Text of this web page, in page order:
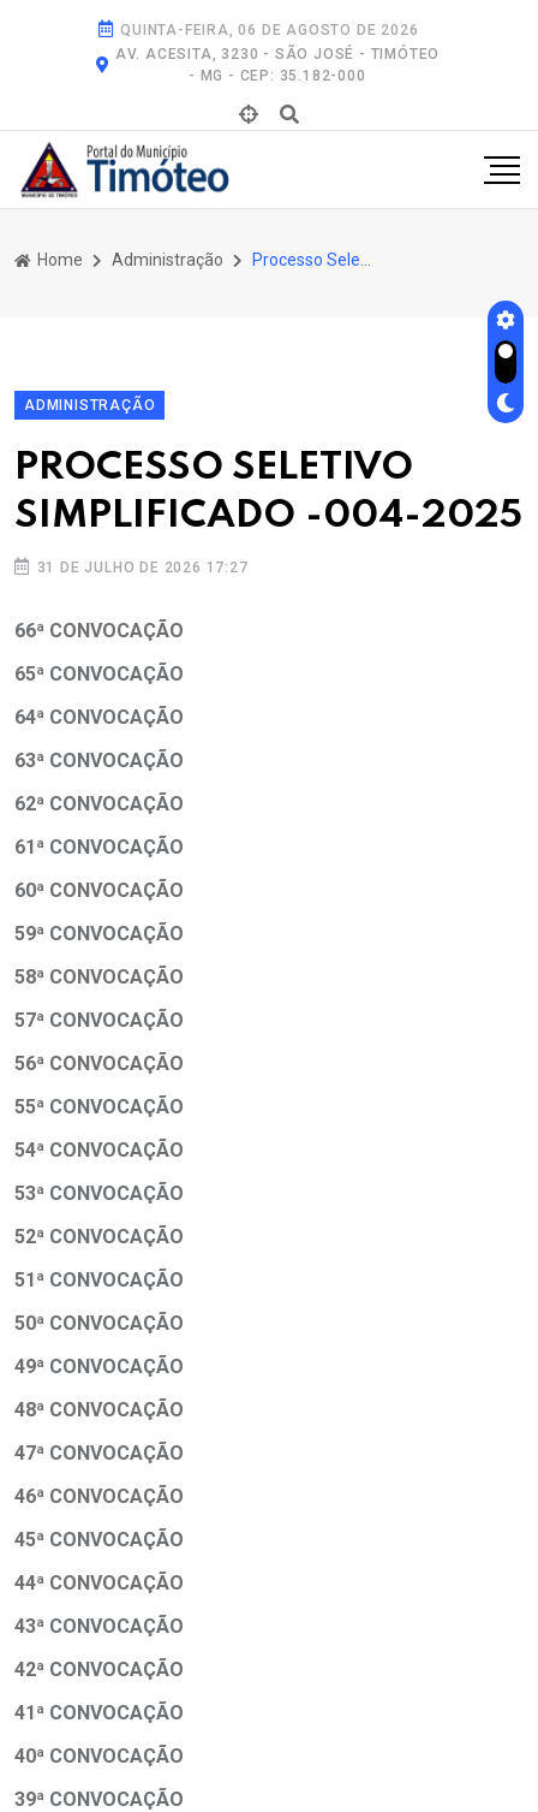
QUINTA-FEIRA, 06 DE AGOSTO DE 2026
AV. ACESITA, 3230 - SÃO JOSÉ - TIMÓTEO
- MG - CEP: 35.182-000
Home Administração
ADMINISTRAÇÃO
PROCESSO SELETIVO
SIMPLIFICADO -004-2025
31 DE JULHO DE 2026 17:27
66ª CONVOCAÇÃO
65ª CONVOCAÇÃO
64ª CONVOCAÇÃO
63ª CONVOCAÇÃO
62ª CONVOCAÇÃO
61ª CONVOCAÇÃO
60ª CONVOCAÇÃO
59ª CONVOCAÇÃO
58ª CONVOCAÇÃO
57ª CONVOCAÇÃO
56ª CONVOCAÇÃO
55ª CONVOCAÇÃO
54ª CONVOCAÇÃO
53ª CONVOCAÇÃO
52ª CONVOCAÇÃO
51ª CONVOCAÇÃO
50ª CONVOCAÇÃO
49ª CONVOCAÇÃO
48ª CONVOCAÇÃO
47ª CONVOCAÇÃO
46ª CONVOCAÇÃO
45ª CONVOCAÇÃO
44ª CONVOCAÇÃO
43ª CONVOCAÇÃO
42ª CONVOCAÇÃO
41ª CONVOCAÇÃO
40ª CONVOCAÇÃO
39ª CONVOCAÇÃO